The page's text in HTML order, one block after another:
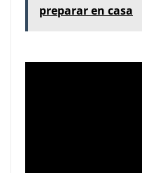
preparar en casa